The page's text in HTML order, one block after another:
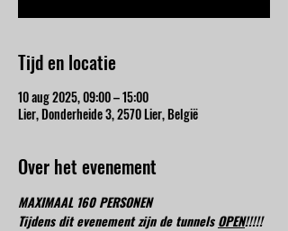
Tijd en locatie
10 aug 2025, 09:00 – 15:00
Lier, Donderheide 3, 2570 Lier, België
Over het evenement
MAXIMAAL 160 PERSONEN
Tijdens dit evenement zijn de tunnels OPEN!!!!!